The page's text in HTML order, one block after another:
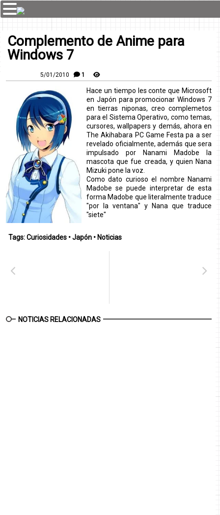
Complemento de Anime para
Windows 7
5/01/2010 1
Hace un tiempo les conte que Microsoft
en Japón para promocionar Windows 7
en tierras niponas, creo complemetos
para el Sistema Operativo, como temas,
cursores, wallpapers y demás, ahora en
The Akihabara PC Game Festa pa a ser
revelado oficialmente, además que sera
impulsado por Nanami Madobe la
mascota que fue creada, y quien Nana
Mizuki pone la voz.
Como dato curioso el nombre Nanami
Madobe se puede interpretar de esta
forma Madobe que literalmente traduce
"por la ventana" y Nana que traduce
"siete"
Tags:Curiosidades •Japón • Noticias
NOTICIAS RELACIONADAS